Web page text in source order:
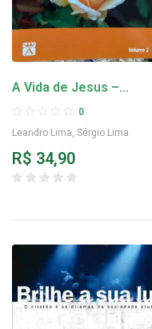
A Vida de Jesus –
Volume 2
0
Leandro Lima, Sérgio Lima
R$ 34,90